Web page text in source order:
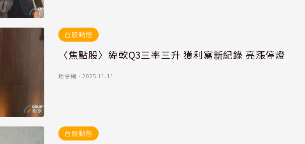
台股動態
〈焦點股〉緯軟Q3三率三升 獲利寫新紀錄 亮漲停燈
鉅亨網 ． 2025.11.11
台股動態